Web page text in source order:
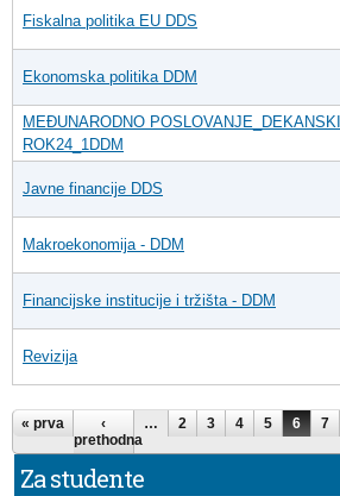
Fiskalna politika EU DDS
Ekonomska politika DDM
MEĐUNARODNO POSLOVANJE_DEKANSKI
ROK24_1DDM
Javne financije DDS
Makroekonomija - DDM
Financijske institucije i tržišta - DDM
Revizija
Stranice
« prva
‹
prethodna
… 2 3 4 5 6 7
Za studente